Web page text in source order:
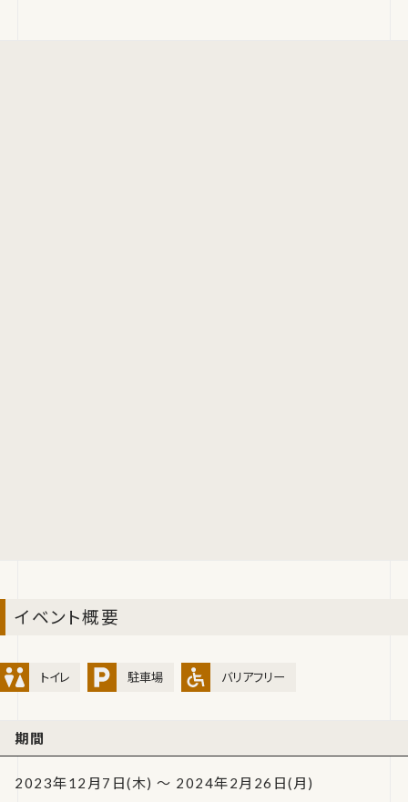
イベント概要
トイレ 駐車場 バリアフリー
期間
2023年12月7日(木) ～ 2024年2月26日(月)